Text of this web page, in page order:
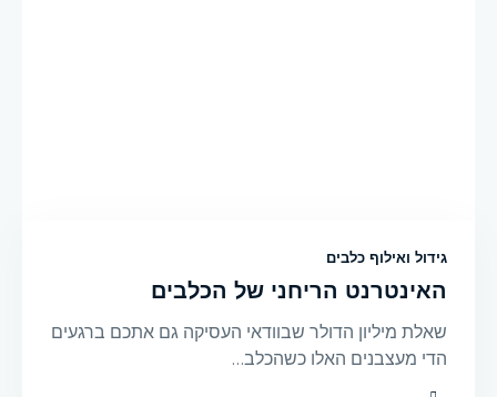
גידול ואילוף כלבים
האינטרנט הריחני של הכלבים
שאלת מיליון הדולר שבוודאי העסיקה גם אתכם ברגעים
הדי מעצבנים האלו כשהכלב…